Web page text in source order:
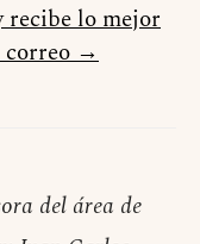
recibe lo mejor
correo →
del área de